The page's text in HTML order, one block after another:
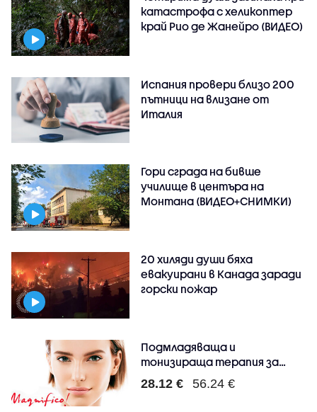
катастрофа с хеликоптер
край Рио де Жанейро (ВИДЕО)
Испания провери близо 200
пътници на влизане от
Италия
Гори сграда на бивше
училище в центъра на
Монтана (ВИДЕО+СНИМКИ)
20 хиляди души бяха
евакуирани в Канада заради
горски пожар
Подмладяваща и
тонизираща терапия за
лице с ..
28.12 € 56.24 €